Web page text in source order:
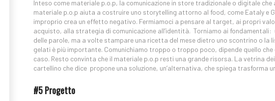
Inteso come materiale p.o.p, la comunicazione in store tradizionale o digitale che
materiale p.o.p aiuta a costruire uno storytelling attorno al food, come Eataly e
improprio crea un effetto negativo. Fermiamoci a pensare al target, ai propri
acquisto, alla strategia di comunicazione all’identità. Torniamo ai fondamentali:
delle parole, ma a volte stampare una ricetta del mese dietro uno scontrino o la
gelati è più importante. Comunichiamo troppo o troppo poco, dipende quello che
caso. Resto convinta che il materiale p.o.p resti una grande risorsa. La vetrina
cartellino che dice propone una soluzione, un’alternativa, che spiega trasforma
#5 Progetto